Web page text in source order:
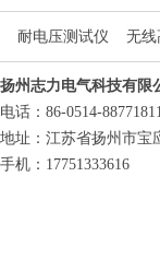
耐电压测试仪 无线
扬州志力电气科技有限
电话：86-0514-
地址：江苏省扬州市宝
手机：17751333616